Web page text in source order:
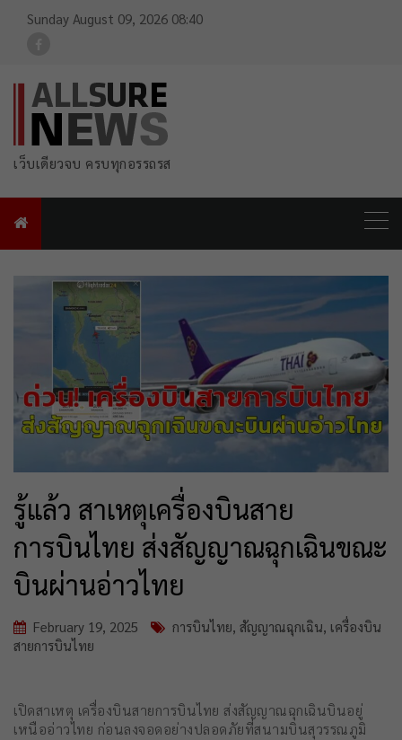
Sunday August 09, 2026 08:40
เว็บเดียวจบ ครบทุกอรรถรส
รู้แล้ว สาเหตุเครื่องบินสาย
การบินไทย ส่งสัญญาณฉุกเฉินขณะ
บินผ่านอ่าวไทย
February 19, 2025 การบินไทย, สัญญาณฉุกเฉิน, เครื่องบิน
สายการบินไทย
เปิดสาเหตุ เครื่องบินสายการบินไทย ส่งสัญญาณฉุกเฉินบินอยู่
เหนืออ่าวไทย ก่อนลงจอดอย่างปลอดภัยที่สนามบินสุวรรณภูมิ